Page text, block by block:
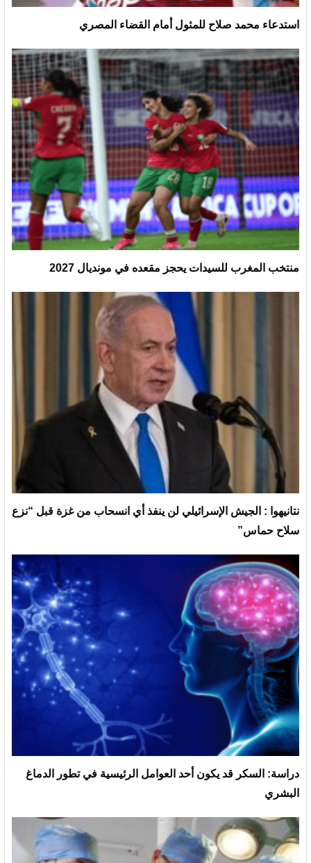
استدعاء محمد صلاح للمثول أمام القضاء المصري
منتخب المغرب للسيدات يحجز مقعده في مونديال 2027
نتانيهوا : الجيش الإسرائيلي لن ينفذ أي انسحاب من غزة قبل “نزع
سلاح حماس”
دراسة: السكر قد يكون أحد العوامل الرئيسية في تطور الدماغ
البشري